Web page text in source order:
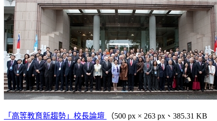
「高等教育新趨勢」校長論壇
（500 px × 263 px、385.31 KB